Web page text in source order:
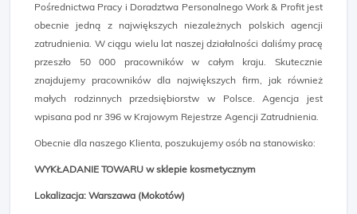
Pośrednictwa Pracy i Doradztwa Personalnego Work & Profit jest
obecnie jedną z największych niezależnych polskich agencji
zatrudnienia. W ciągu wielu lat naszej działalności daliśmy pracę
przeszło 50 000 pracowników w całym kraju. Skutecznie
znajdujemy pracowników dla największych firm, jak również
małych rodzinnych przedsiębiorstw w Polsce. Agencja jest
wpisana pod nr 396 w Krajowym Rejestrze Agencji Zatrudnienia.
Obecnie dla naszego Klienta, poszukujemy osób na stanowisko:
WYKŁADANIE TOWARU w sklepie kosmetycznym
Lokalizacja: Warszawa (Mokotów)